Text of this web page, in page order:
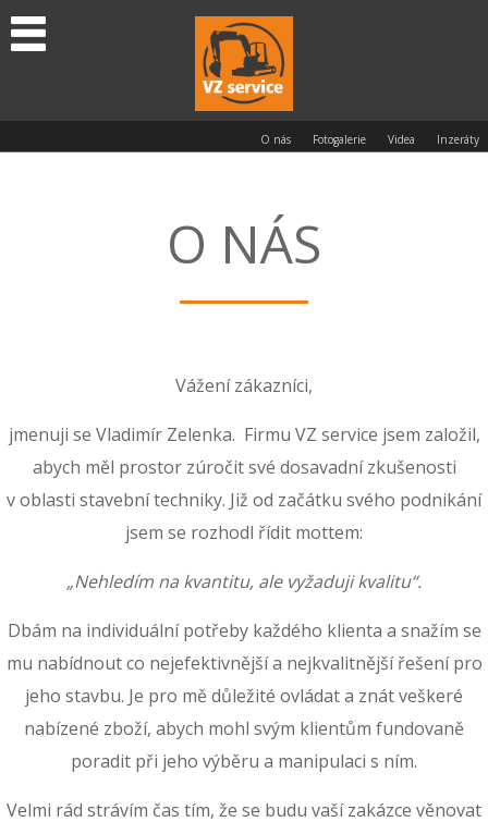
O nás Fotogalerie Videa Inzeráty
O NÁS
Vážení zákazníci,
jmenuji se Vladimír Zelenka. Firmu VZ service jsem založil,
abych měl prostor zúročit své dosavadní zkušenosti
v oblasti stavební techniky. Již od začátku svého podnikání
jsem se rozhodl řídit mottem:
„Nehledím na kvantitu, ale vyžaduji kvalitu“.
Dbám na individuální potřeby každého klienta a snažím se
mu nabídnout co nejefektivnější a nejkvalitnější řešení pro
jeho stavbu. Je pro mě důležité ovládat a znát veškeré
nabízené zboží, abych mohl svým klientům fundovaně
poradit při jeho výběru a manipulaci s ním.
Velmi rád strávím čas tím, že se budu vaší zakázce věnovat